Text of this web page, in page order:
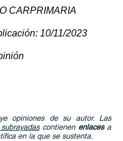
CARPRIMARIA
10/11/2023
opiniones de su autor. Las
contienen enlacesa
en la que se sustenta.